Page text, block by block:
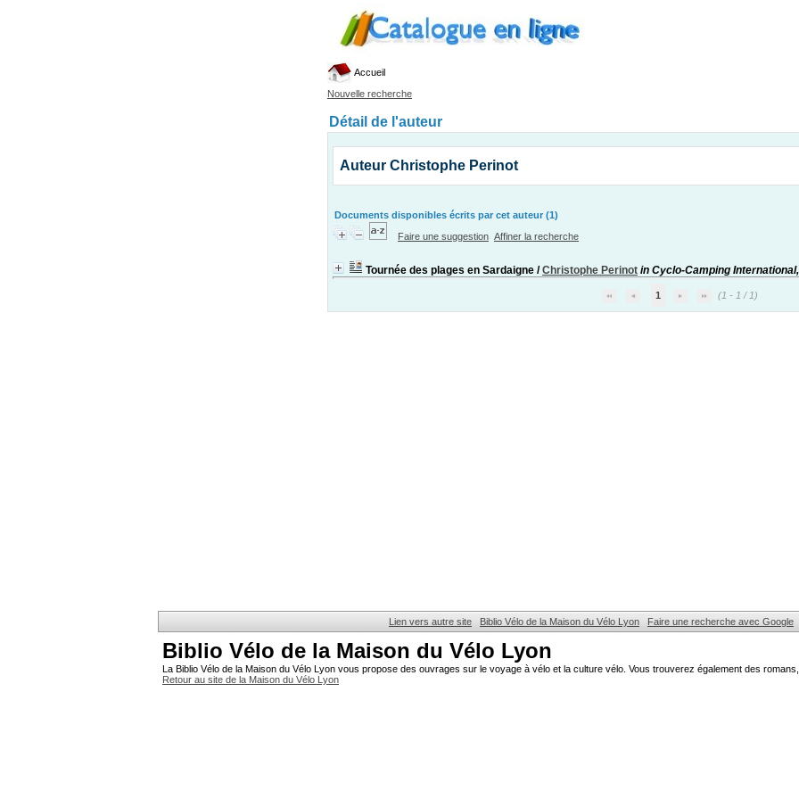
Accueil
Nouvelle recherche
Détail de l'auteur
Auteur Christophe Perinot
Documents disponibles écrits par cet auteur (1)
Faire une suggestion Affiner la recherche
Tournée des plages en Sardaigne /Christophe Perinot in Cyclo-Camping
1 (1 - 1 / 1)
Lien vers autre site Biblio Vélo de la Maison du Vélo Lyon Faire une recherche avec Google
Biblio Vélo de la Maison du Vélo Lyon
La Biblio Vélo de la Maison du Vélo Lyon vous propose des ouvrages sur le voyage à vélo et la culture vélo. Vous trouverez également des
Retour au site de la Maison du Vélo Lyon